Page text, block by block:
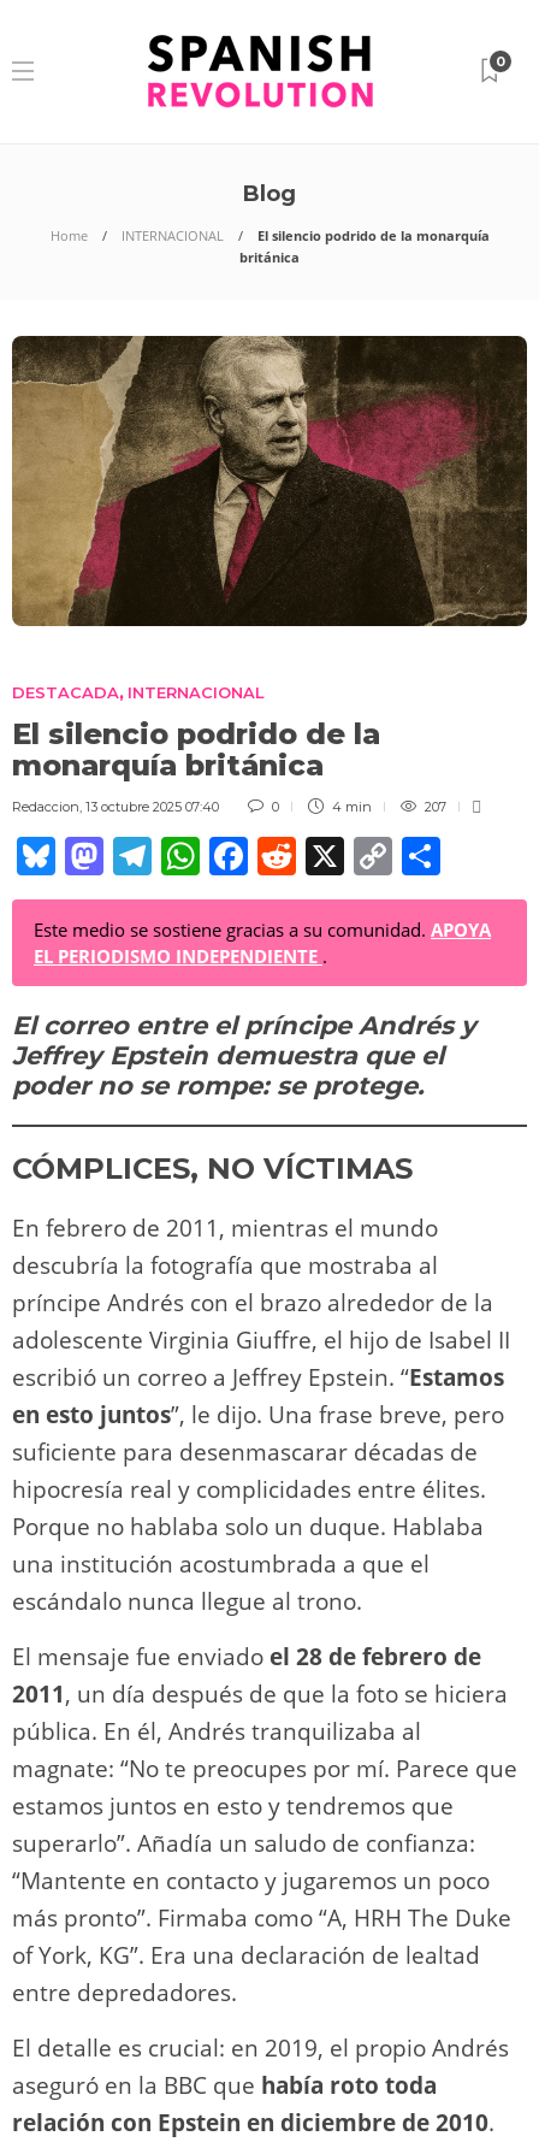
0
Blog
Home INTERNACIONAL
El silencio podrido de la monarquía
británica
DESTACADA, INTERNACIONAL
El silencio podrido de la
monarquía británica
Redaccion 13 octubre 2025 07:40 0 4 min 207
Bl
u
e
sk
y
M
a
st
o
d
o
n
T
el
e
gr
a
m
W
h
at
s
A
p
p
F
a
c
e
b
o
o
k
R
e
d
di
t
X C
o
p
Li
n
k
o
m
ar
tir
Este medio se sostiene gracias a su comunidad. APOYA
EL PERIODISMO INDEPENDIENTE .
El correo entre el príncipe Andrés y
Jeffrey Epstein demuestra que el
poder no se rompe: se protege.
CÓMPLICES, NO VÍCTIMAS
En febrero de 2011, mientras el mundo
descubría la fotografía que mostraba al
príncipe Andrés con el brazo alrededor de la
adolescente Virginia Giuffre, el hijo de Isabel II
escribió un correo a Jeffrey Epstein. “Estamos
en esto juntos”, le dijo. Una frase breve, pero
suficiente para desenmascarar décadas de
hipocresía real y complicidades entre élites.
Porque no hablaba solo un duque. Hablaba
una institución acostumbrada a que el
escándalo nunca llegue al trono.
El mensaje fue enviado el 28 de febrero de
2011, un día después de que la foto se hiciera
pública. En él, Andrés tranquilizaba al
magnate: “No te preocupes por mí. Parece que
estamos juntos en esto y tendremos que
superarlo”. Añadía un saludo de confianza:
“Mantente en contacto y jugaremos un poco
más pronto”. Firmaba como “A, HRH The Duke
of York, KG”. Era una declaración de lealtad
entre depredadores.
El detalle es crucial: en 2019, el propio Andrés
aseguró en la BBC que había roto toda
relación con Epstein en diciembre de 2010.